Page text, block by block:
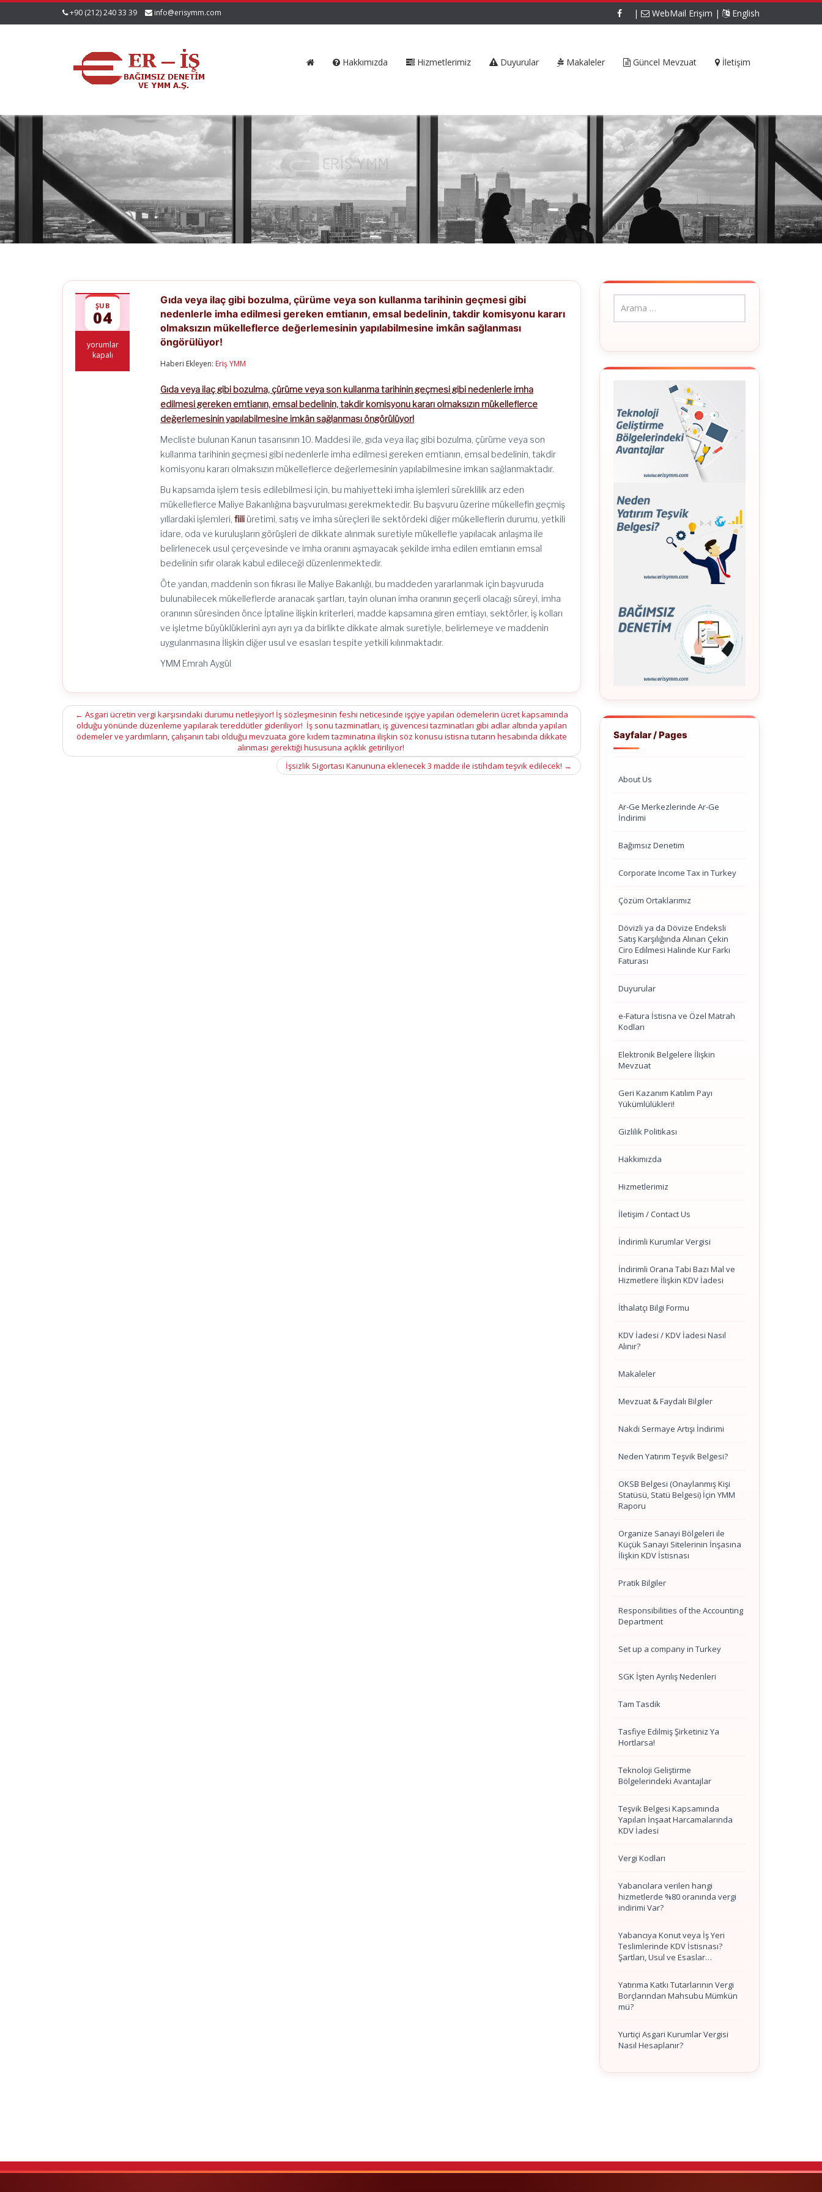
+90 (212) 240 33 39 info@erisymm.com | WebMail Erişim | English
Hakkımızda Hizmetlerimiz Duyurular Makaleler Güncel Mevzuat İletişim
ŞUB
04
Gıda
veya
yorumlar
kapalı
Gıda veya ilaç gibi bozulma, çürüme veya son kullanma tarihinin geçmesi gibi
nedenlerle imha edilmesi gereken emtianın, emsal bedelinin, takdir komisyonu kararı
olmaksızın mükelleflerce değerlemesinin yapılabilmesine imkân sağlanması
öngörülüyor!
Haberi Ekleyen: Eriş YMM
Gıda veya ilaç gibi bozulma, çürüme veya son kullanma tarihinin geçmesi gibi nedenlerle imha
edilmesi gereken emtianın, emsal bedelinin, takdir komisyonu kararı olmaksızın mükelleflerce
değerlemesinin yapılabilmesine imkân sağlanması öngörülüyor!
Mecliste bulunan Kanun tasarısının 10. Maddesi ile, gıda veya ilaç gibi bozulma, çürüme veya son
kullanma tarihinin geçmesi gibi nedenlerle imha edilmesi gereken emtianın, emsal bedelinin, takdir
komisyonu kararı olmaksızın mükelleflerce değerlemesinin yapılabilmesine imkan sağlanmaktadır.
Bu kapsamda işlem tesis edilebilmesi için, bu mahiyetteki imha işlemleri süreklilik arz eden
mükelleflerce Maliye Bakanlığına başvurulması gerekmektedir. Bu başvuru üzerine mükellefin geçmiş
yıllardaki işlemleri,fiili üretimi, satış ve imha süreçleri ile sektördeki diğer mükelleflerin durumu, yetkili
idare, oda ve kuruluşların görüşleri de dikkate alınmak suretiyle mükellefle yapılacak anlaşma ile
belirlenecek usul çerçevesinde ve imha oranını aşmayacak şekilde imha edilen emtianın emsal
bedelinin sıfır olarak kabul edileceği düzenlenmektedir.
Öte yandan, maddenin son fıkrası ile Maliye Bakanlığı, bu maddeden yararlanmak için başvuruda
bulunabilecek mükelleflerde aranacak şartları, tayin olunan imha oranının geçerli olacağı süreyi, imha
oranının süresinden önce İptaline ilişkin kriterleri, madde kapsamına giren emtiayı, sektörler, iş kolları
ve işletme büyüklüklerini ayrı ayrı ya da birlikte dikkate almak suretiyle, belirlemeye ve maddenin
uygulanmasına İlişkin diğer usul ve esasları tespite yetkili kılınmaktadır.
YMM Emrah Aygül
Post
navigation
← Asgari ücretin vergi karşısındaki durumu netleşiyor! İş sözleşmesinin feshi neticesinde işçiye yapılan ödemelerin ücret kapsamında
olduğu yönünde düzenleme yapılarak tereddütler gideriliyor! İş sonu tazminatları, iş güvencesi tazminatları gibi adlar altında yapılan
ödemeler ve yardımların, çalışanın tabi olduğu mevzuata göre kıdem tazminatına ilişkin söz konusu istisna tutarın hesabında dikkate
alınması gerektiği hususuna açıklık getiriliyor!
İşsizlik Sigortası Kanununa eklenecek 3 madde ile istihdam teşvik edilecek! →
Sayfalar / Pages
About Us
Ar-Ge Merkezlerinde Ar-Ge
İndirimi
Bağımsız Denetim
Corporate Income Tax in Turkey
Çözüm Ortaklarımız
Dövizli ya da Dövize Endeksli
Satış Karşılığında Alınan Çekin
Ciro Edilmesi Halinde Kur Farkı
Faturası
Duyurular
e-Fatura İstisna ve Özel Matrah
Kodları
Elektronik Belgelere İlişkin
Mevzuat
Geri Kazanım Katılım Payı
Yükümlülükleri!
Gizlilik Politikası
Hakkımızda
Hizmetlerimiz
İletişim / Contact Us
İndirimli Kurumlar Vergisi
İndirimli Orana Tabi Bazı Mal ve
Hizmetlere İlişkin KDV İadesi
İthalatçı Bilgi Formu
KDV İadesi / KDV İadesi Nasıl
Alınır?
Makaleler
Mevzuat & Faydalı Bilgiler
Nakdi Sermaye Artışı İndirimi
Neden Yatırım Teşvik Belgesi?
OKSB Belgesi (Onaylanmış Kişi
Statüsü, Statü Belgesi) İçin YMM
Raporu
Organize Sanayi Bölgeleri ile
Küçük Sanayi Sitelerinin İnşasına
İlişkin KDV İstisnası
Pratik Bilgiler
Responsibilities of the Accounting
Department
Set up a company in Turkey
SGK İşten Ayrılış Nedenleri
Tam Tasdik
Tasfiye Edilmiş Şirketiniz Ya
Hortlarsa!
Teknoloji Geliştirme
Bölgelerindeki Avantajlar
Teşvik Belgesi Kapsamında
Yapılan İnşaat Harcamalarında
KDV İadesi
Vergi Kodları
Yabancılara verilen hangi
hizmetlerde %80 oranında vergi
indirimi Var?
Yabancıya Konut veya İş Yeri
Teslimlerinde KDV İstisnası?
Şartları, Usul ve Esaslar…
Yatırıma Katkı Tutarlarının Vergi
Borçlarından Mahsubu Mümkün
mü?
Yurtiçi Asgari Kurumlar Vergisi
Nasıl Hesaplanır?